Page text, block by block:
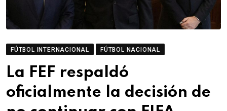
FÚTBOL INTERNACIONAL FÚTBOL NACIONAL
La FEF respaldó
oficialmente la decisión de